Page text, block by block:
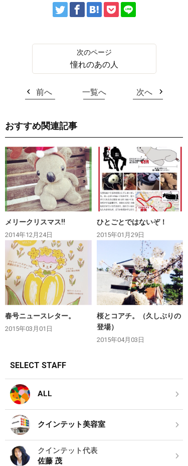
憧れのあの人
前へ 一覧へ 次へ
おすすめ関連記事
メリークリスマス‼︎
2014年12月24日
ひとごとではないぞ！
2015年01月29日
春号ニュースレター。
2015年03月01日
桜とコアチ。（久しぶりの
登場）
2015年04月03日
SELECT STAFF
ALL
クインテット美容室
クインテット代表
佐藤 茂